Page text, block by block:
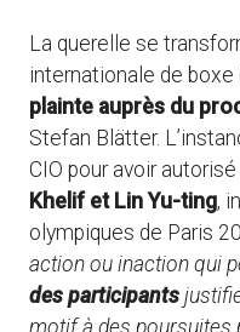
La querelle se
internationale de
plainte auprès du
Stefan Blätter.
CIO pour avoir autorisé
Khelif et Lin Yu-ting,
olympiques de Paris
action ou inaction qui
des participants
motif à des poursuites